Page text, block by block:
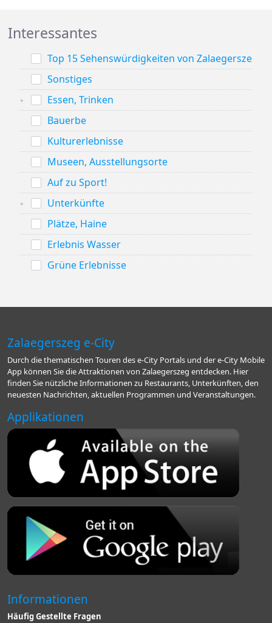
Interessantes
Top 15 Sehenswürdigkeiten von Zalaegerszeg
Sonstiges
Essen, Trinken
Bauerbe
Kulturerlebnisse
Museen, Ausstellungsorte
Auf zu Sport!
Unterkünfte
Plätze, Haine
Erlebnis Wasser
Grüne Erlebnisse
Zalaegerszeg e-City
Durch die thematischen Touren des e-City Portals und der e-City Mobile
App können Sie die Attraktionen von Zalaegerszeg entdecken. Hier
finden Sie nützliche Informationen zu Restaurants, Unterkünften, den
neuesten Nachrichten, aktuellen Programmen und Veranstaltungen.
Applikationen
Informationen
Häufig Gestellte Fragen